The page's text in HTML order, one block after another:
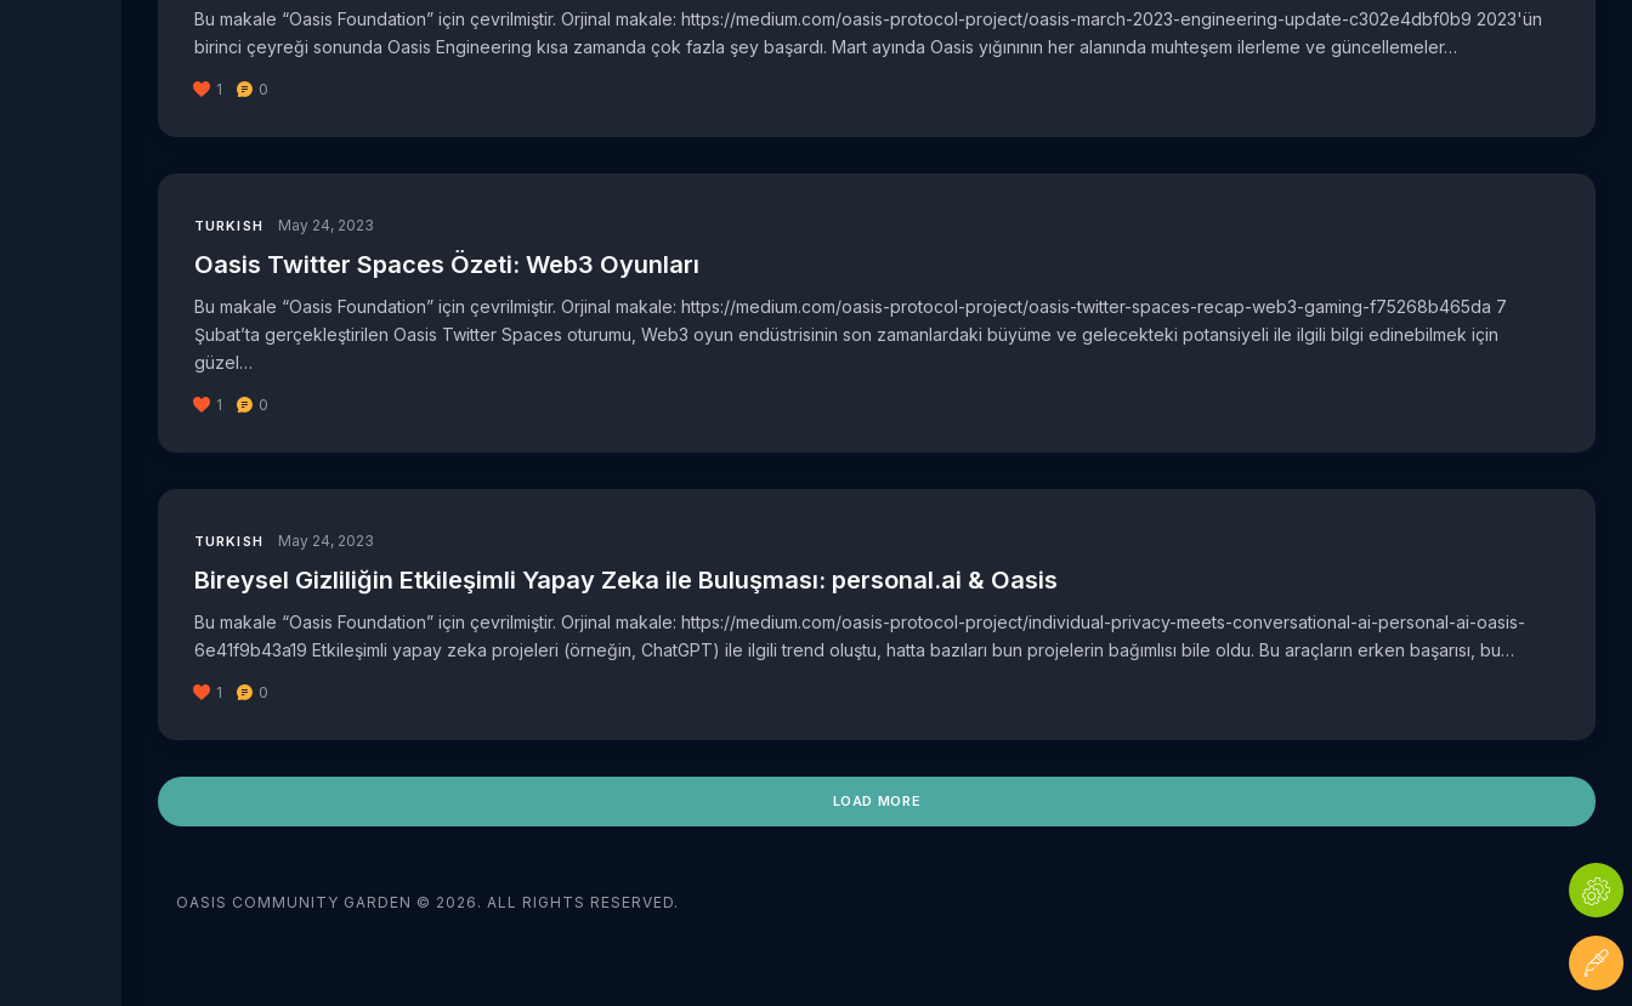
Bu makale “Oasis Foundation” için çevrilmiştir. Orjinal makale: https://medium.com/oasis-protocol-project/oasis-march-2023-engineering-update-c302e4dbf0b9 2023'ün
birinci çeyreği sonunda Oasis Engineering kısa zamanda çok fazla şey başardı. Mart ayında Oasis yığınının her alanında muhteşem ilerleme ve güncellemeler…
1 0
TURKISH May 24, 2023
Oasis Twitter Spaces Özeti: Web3 Oyunları
Bu makale “Oasis Foundation” için çevrilmiştir. Orjinal makale: https://medium.com/oasis-protocol-project/oasis-twitter-spaces-recap-web3-gaming-f75268b465da 7
Şubat’ta gerçekleştirilen Oasis Twitter Spaces oturumu, Web3 oyun endüstrisinin son zamanlardaki büyüme ve gelecekteki potansiyeli ile ilgili bilgi edinebilmek için
güzel…
1 0
TURKISH May 24, 2023
Bireysel Gizliliğin Etkileşimli Yapay Zeka ile Buluşması: personal.ai & Oasis
Bu makale “Oasis Foundation” için çevrilmiştir. Orjinal makale: https://medium.com/oasis-protocol-project/individual-privacy-meets-conversational-ai-personal-ai-oasis-
6e41f9b43a19 Etkileşimli yapay zeka projeleri (örneğin, ChatGPT) ile ilgili trend oluştu, hatta bazıları bun projelerin bağımlısı bile oldu. Bu araçların erken başarısı, bu…
1 0
LOAD MORE
OASIS COMMUNITY GARDEN © 2026. ALL RIGHTS RESERVED.